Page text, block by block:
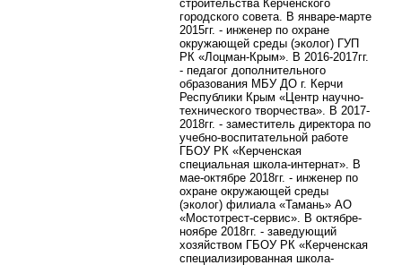
строительства Керченского
городского совета. В январе-марте
2015гг. - инженер по охране
окружающей среды (эколог) ГУП
РК «Лоцман-Крым». В 2016-2017гг.
- педагог дополнительного
образования МБУ ДО г. Керчи
Республики Крым «Центр научно-
технического творчества». В 2017-
2018гг. - заместитель директора по
учебно-воспитательной работе
ГБОУ РК «Керченская
специальная школа-интернат». В
мае-октябре 2018гг. - инженер по
охране окружающей среды
(эколог) филиала «Тамань» АО
«Мостотрест-сервис». В октябре-
ноябре 2018гг. - заведующий
хозяйством ГБОУ РК «Керченская
специализированная школа-